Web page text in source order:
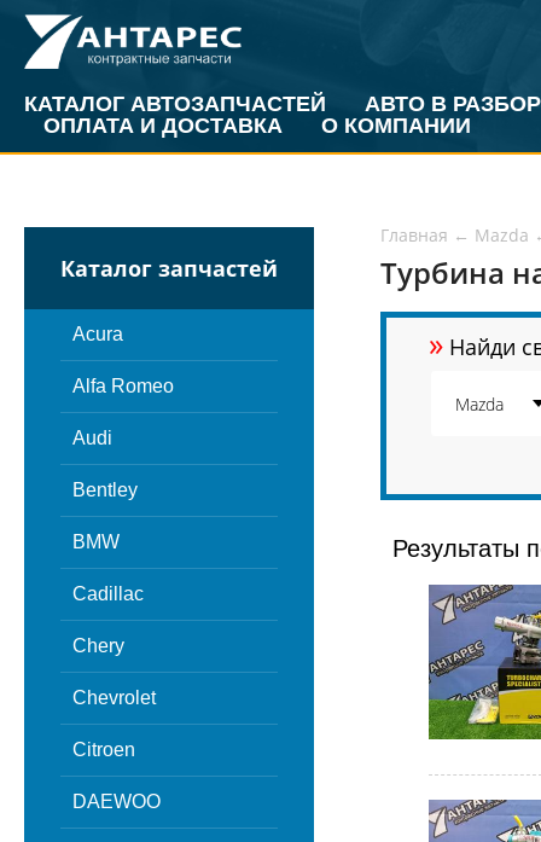
КАТАЛОГ АВТОЗАПЧАСТЕЙ
АВТО В РАЗБОР
ОПЛАТА И ДОСТАВКА
О КОМПАНИИ
Каталог запчастей
Acura
Alfa Romeo
Audi
Bentley
BMW
Cadillac
Chery
Chevrolet
Citroen
DAEWOO
Главная ← Mazda
Турбина
» Найди
Результаты